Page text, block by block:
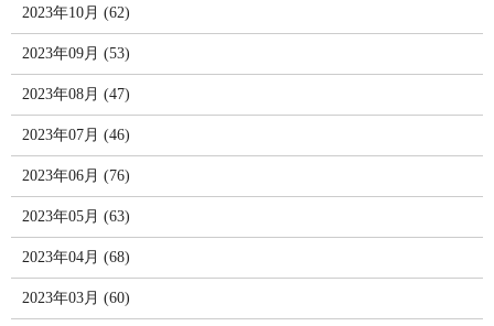
2023年10月 (62)
2023年09月 (53)
2023年08月 (47)
2023年07月 (46)
2023年06月 (76)
2023年05月 (63)
2023年04月 (68)
2023年03月 (60)